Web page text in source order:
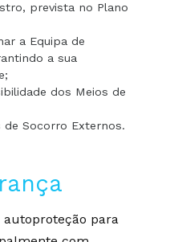
prevista no Plano
a Equipa de
a sua
dos Meios de
de Socorro Externos.
autoproteção para